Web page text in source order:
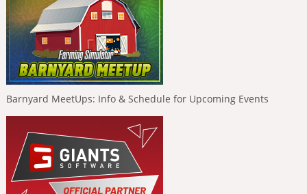
Barnyard MeetUps: Info & Schedule for Upcoming Events